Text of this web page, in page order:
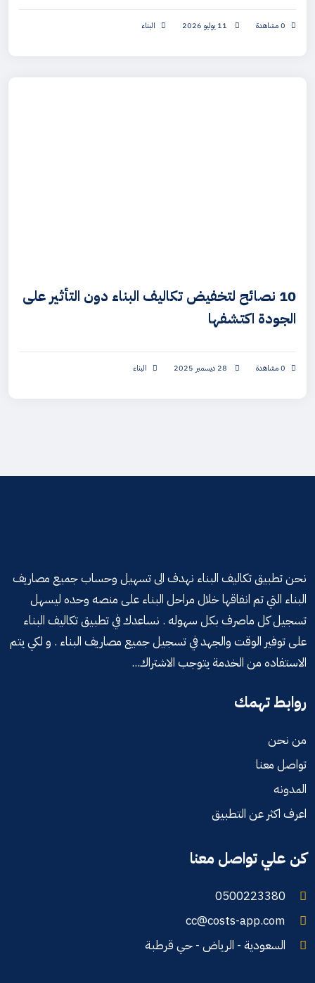
0 مشاهدة البناء
10 نصائح لتخفيض تكاليف البناء دون التأثير على
الجودة اكتشفها
0 مشاهدة البناء
نحن تطبيق تكاليف البناء نهدف الى تسهيل وحساب جميع مصاريف
البناء التي تم انفاقها خلال مراحل البناء على منصه وحده ليسهل
تسجيل كل ماصرف بكل سهوله . نساعدك في تطبيق تكاليف البناء
على توفير الوقت والجهد في تسجيل جميع مصاريف البناء . و لكي يتم
الاستفاده من الخدمة يتوجب الاشتراك...
روابط تهمك
من نحن
تواصل معنا
المدونه
اعرف اكثر عن التطبيق
كن علي تواصل معنا
السعودية - الرياض - حي قرطبة